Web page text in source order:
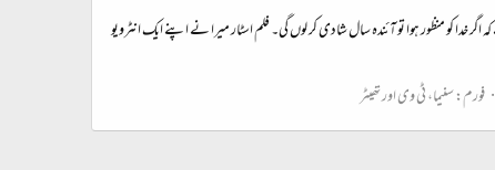
خدا كو منظور ہوا تو آئندہ سال شادی كر لوں گی۔ فلم اسٹار ميرا نے اپنے ایک انٹرویو
فورم:سنیما، ٹی وی اور تھیٹر